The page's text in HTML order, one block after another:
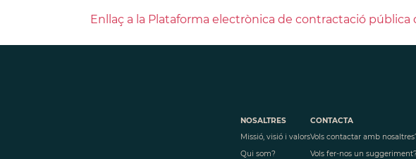
Enllaç a la Plataforma electrònica de contractació
NOSALTRES
Missió, visió i valors
Qui som?
CONTACTA
Vols contactar amb
Vols fer-nos un suggeriment?